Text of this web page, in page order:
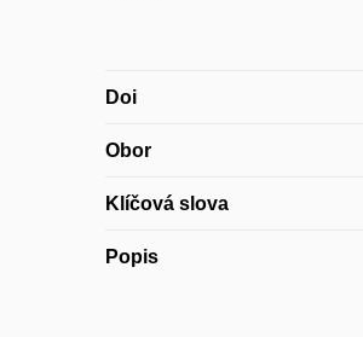
Doi
Obor
Klíčová slova
Popis